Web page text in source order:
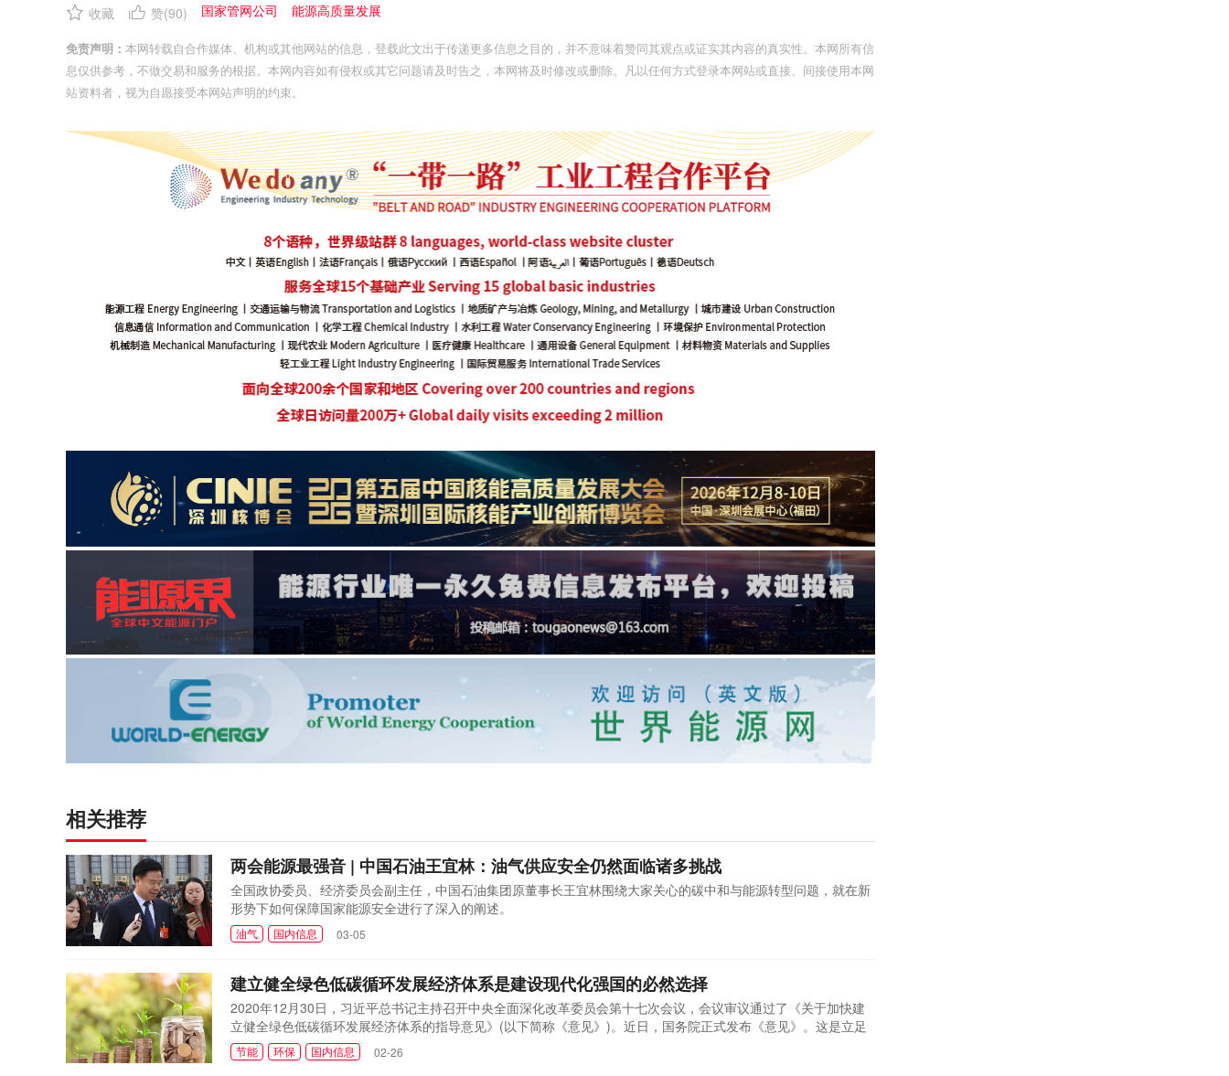
收藏
赞(90) 国家管网公司 能源高质量发展
免责声明： 本网转载自合作媒体、机构或其他网站的信息，登载此文出于传递更多信息之目的，并不意味着赞同其观点或证实其内容的真实性。本网所有信
息仅供参考，不做交易和服务的根据。本网内容如有侵权或其它问题请及时告之，本网将及时修改或删除。凡以任何方式登录本网站或直接、间接使用本网
站资料者，视为自愿接受本网站声明的约束。
相关推荐
两会能源最强音 | 中国石油王宜林：油气供应安全仍然面临诸多挑战
全国政协委员、经济委员会副主任，中国石油集团原董事长王宜林围绕大家关心的碳中和与能源转型问题，就在新
形势下如何保障国家能源安全进行了深入的阐述。
油气 国内信息 03-05
建立健全绿色低碳循环发展经济体系是建设现代化强国的必然选择
2020年12月30日，习近平总书记主持召开中央全面深化改革委员会第十七次会议，会议审议通过了《关于加快建
立健全绿色低碳循环发展经济体系的指导意见》(以下简称《意见》)。近日，国务院正式发布《意见》。这是立足
新发展阶段、贯彻新发展理念、构建新发展格局，开启中国特色社会主义现代化建设新征程的重大战略举措，对于
实现高质量发展、建设社会主义现代化强国具有重大意义。
节能 环保 国内信息 02-26